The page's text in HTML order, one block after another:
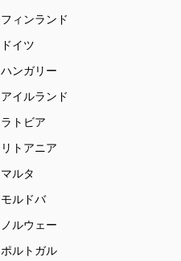
フィンランド
ドイツ
ハンガリー
アイルランド
ラトビア
リトアニア
マルタ
モルドバ
ノルウェー
ポルトガル